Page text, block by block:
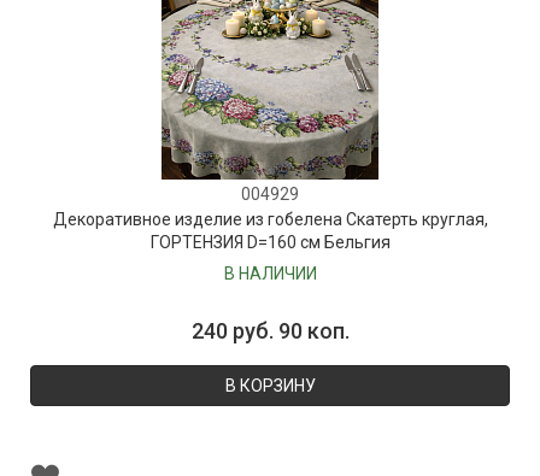
004929
Декоративное изделие из гобелена Скатерть круглая,
ГОРТЕНЗИЯ D=160 см Бельгия
В НАЛИЧИИ
240 руб. 90 коп.
В КОРЗИНУ